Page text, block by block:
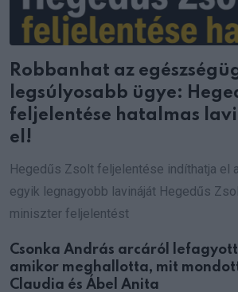
Robbanhat az
legsúlyosabb ügye:
feljelentése hatalmas
el!
Hegedűs Zsolt feljelentése indíthatja el
egyik legnagyobb lavináját Hegedűs
miniszter feljelentést
Csonka András arcáról lefagyott
amikor meghallotta, mit
Claudia és Ábel Anita